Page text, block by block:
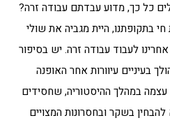
כל כך, מדוע עבדתם עבודה זרה?
בתקופתנו, היית מגביה את שולי
לעבוד עבודה זרה. יש בסיפור
בעיניים עיוורות אחר האופנה
במהלך ההיסטוריה, שחסידים
בשקר ובחסרונות המצויים